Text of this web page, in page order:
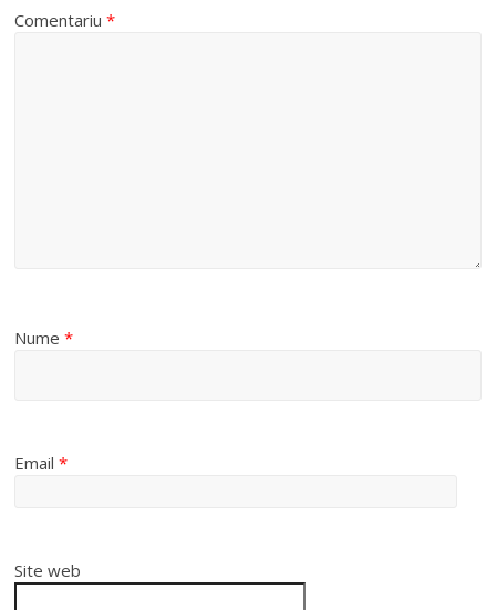
Comentariu*
Nume*
Email*
Site web